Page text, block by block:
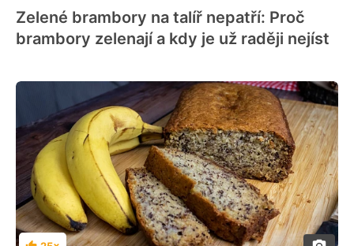
Zelené brambory na talíř nepatří: Proč
brambory zelenají a kdy je už raději nejíst